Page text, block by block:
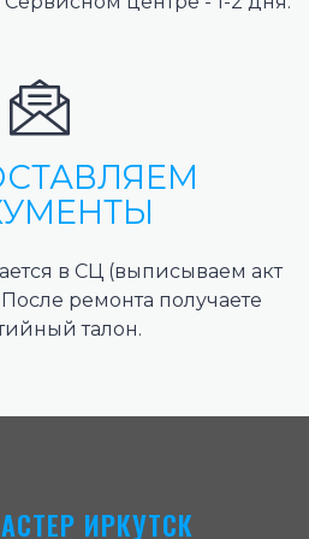
в СЦ (выписываем акт
ремонта получаете
талон.
ИРКУТСК